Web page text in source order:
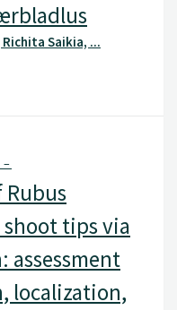
Saikia, ...
–
tips via
localization,